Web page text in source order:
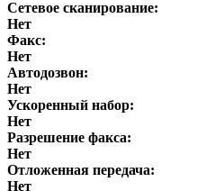
Сетевое сканирование:
Нет
Факс:
Нет
Автодозвон:
Нет
Ускоренный набор:
Нет
Разрешение факса:
Нет
Отложенная передача:
Нет